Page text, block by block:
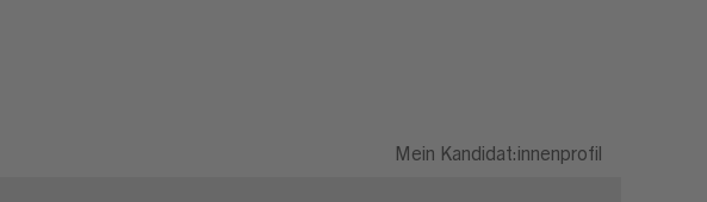
Mein Kandidat:innenprofil